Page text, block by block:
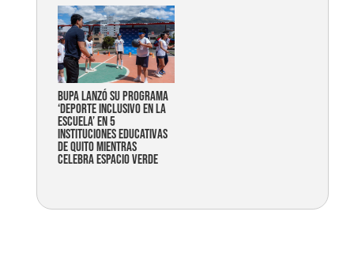
Bupa lanzó su programa
‘Deporte Inclusivo en la
Escuela’ en 5
instituciones educativas
de Quito mientras
celebra espacio verde